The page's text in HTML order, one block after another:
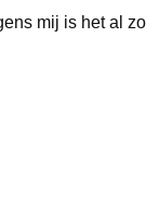
mij is het al